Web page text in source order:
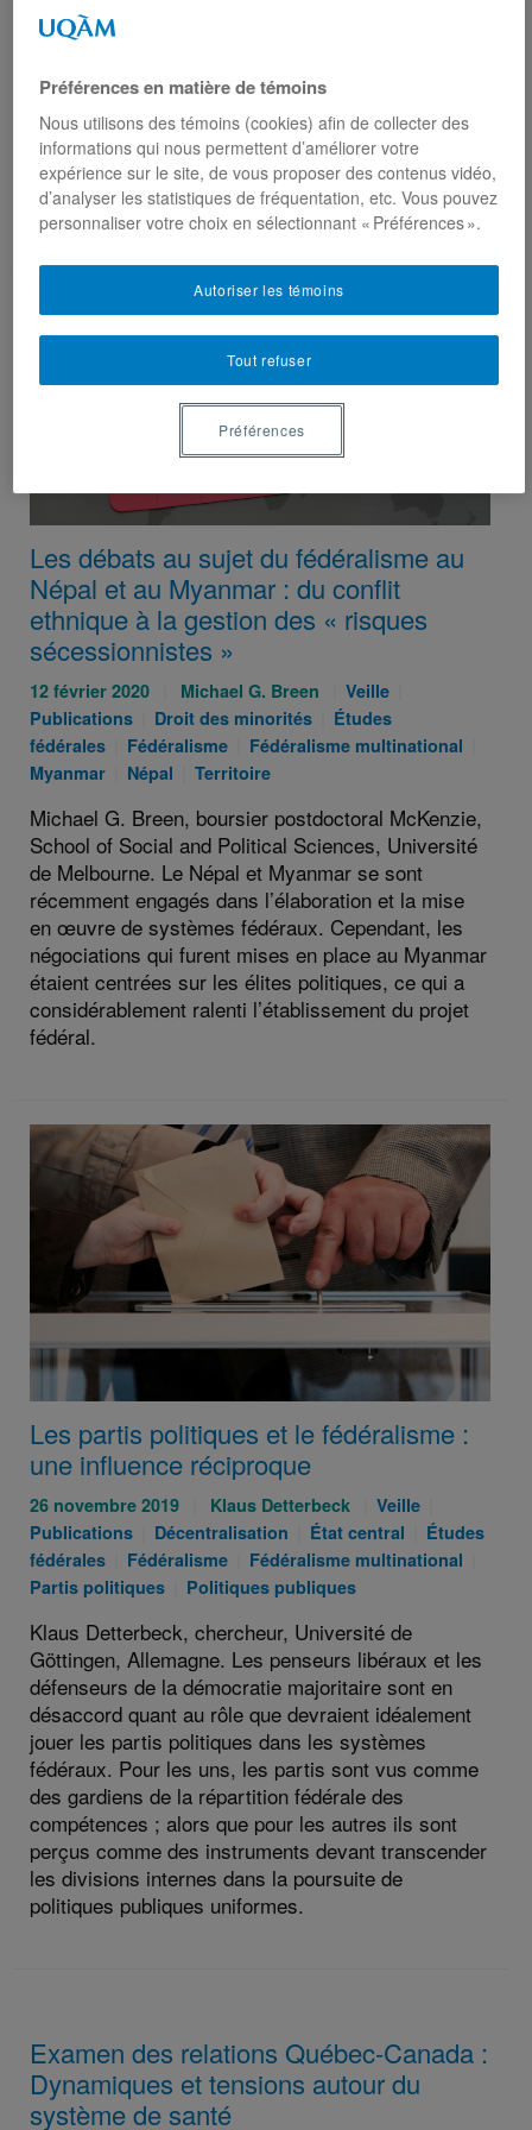
Université McGill. Ce bref survol des relations
intergouvernementales, dans une perspective
reposant sur une « tradition de droit civil continental
» sont plus susceptibles d’organiser les RIG par le
biais mécanismes juridiques que leurs homologues
issus de la tradition plus pragmatique de la
common law.
Les débats au sujet du fédéralisme au
Népal et au Myanmar : du conflit
ethnique à la gestion des « risques
sécessionnistes »
Publié
le
:
12 février 2020
Auteurs
:
Michael G. Breen
Catégories
:
Veille
Publications
Catégories
:
Droit des minorités
Catégories
:
Études
fédérales
Catégories
:
Fédéralisme
Catégories
:
Fédéralisme multinational
Myanmar
Catégories
Népal
Catégories
Territoire
Michael G. Breen, boursier postdoctoral McKenzie,
School of Social and Political Sciences, Université
de Melbourne. Le Népal et Myanmar se sont
récemment engagés dans l’élaboration et la mise
en œuvre de systèmes fédéraux. Cependant, les
négociations qui furent mises en place au Myanmar
étaient centrées sur les élites politiques, ce qui a
considérablement ralenti l’établissement du projet
fédéral.
Les partis politiques et le fédéralisme :
une influence réciproque
Publié
le
:
26 novembre 2019
Auteurs
:
Klaus Detterbeck
Catégories
:
Veille
:
Publications
Catégories
:
Décentralisation
Catégories
:
État central
Catégories
:
Études
fédérales
Catégories
:
Fédéralisme
Catégories
:
Fédéralisme multinational
Partis politiques
Catégories
Politiques publiques
Klaus Detterbeck, chercheur, Université de
Göttingen, Allemagne. Les penseurs libéraux et les
défenseurs de la démocratie majoritaire sont en
désaccord quant au rôle que devraient idéalement
jouer les partis politiques dans les systèmes
fédéraux. Pour les uns, les partis sont vus comme
des gardiens de la répartition fédérale des
compétences ; alors que pour les autres ils sont
perçus comme des instruments devant transcender
les divisions internes dans la poursuite de
politiques publiques uniformes.
Examen des relations Québec-Canada :
Dynamiques et tensions autour du
système de santé
Préférences en matière de témoins
Nous utilisons des témoins (cookies) afin de collecter des
informations qui nous permettent d’améliorer votre
expérience sur le site, de vous proposer des contenus vidéo,
d’analyser les statistiques de fréquentation, etc. Vous pouvez
personnaliser votre choix en sélectionnant « Préférences ».
Tout refuser
Autoriser les témoins
Préférences